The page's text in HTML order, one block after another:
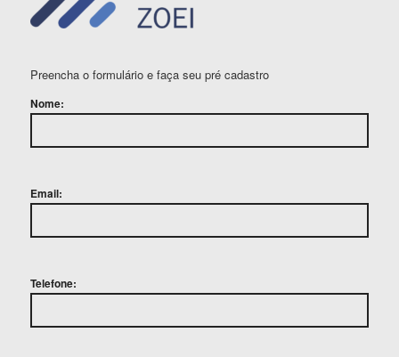
Preencha o formulário e faça seu pré cadastro
Nome:
Email:
Telefone: